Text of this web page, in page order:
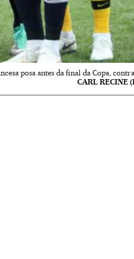
posa antes da final da Copa,
CARL RECINE